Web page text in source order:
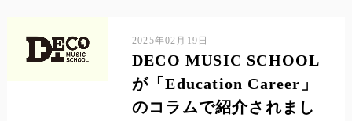
2025年02月19日
DECO MUSIC SCHOOL
が「Education Career」
のコラムで紹介されまし